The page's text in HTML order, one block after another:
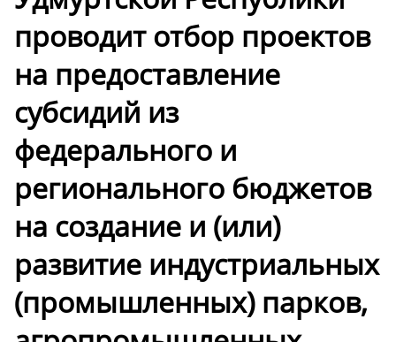
проводит отбор проектов
на предоставление
субсидий из
федерального и
регионального бюджетов
на создание и (или)
развитие индустриальных
(промышленных) парков,